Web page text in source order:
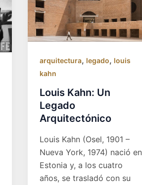
arquitectura, legado, louis
kahn
Louis Kahn: Un
Legado
Arquitectónico
Louis Kahn (Osel, 1901 –
Nueva York, 1974) nació en
Estonia y, a los cuatro
años, se trasladó con su